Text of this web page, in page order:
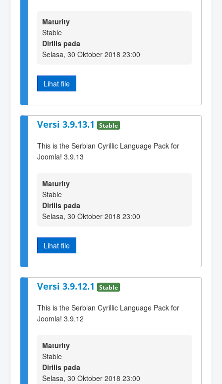
Maturity
Stable
Dirilis pada
Selasa, 30 Oktober 2018 23:00
Lihat file
Versi 3.9.13.1 Stable
This is the Serbian Cyrillic Language Pack for
Joomla! 3.9.13
Maturity
Stable
Dirilis pada
Selasa, 30 Oktober 2018 23:00
Lihat file
Versi 3.9.12.1 Stable
This is the Serbian Cyrillic Language Pack for
Joomla! 3.9.12
Maturity
Stable
Dirilis pada
Selasa, 30 Oktober 2018 23:00